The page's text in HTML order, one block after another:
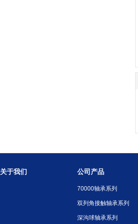
关于我们 公司产品
70000轴承系列
双列角接触轴承系列
深沟球轴承系列